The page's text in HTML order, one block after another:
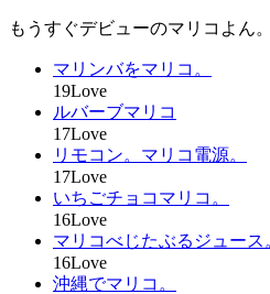
もうすぐデビューのマリコよん
マリンバをマリコ。
19Love
ルバーブマリコ
17Love
リモコン。マリコ電源。
17Love
いちごチョコマリコ。
16Love
マリコべじたぶるジュース
16Love
沖縄でマリコ。